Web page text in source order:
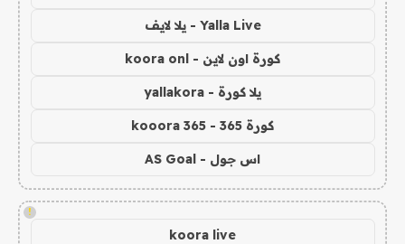
Yalla Live - يلا لايف
كورة اون لاين - koora onl
يلا كورة - yallakora
كورة 365 - kooora 365
اس جول - AS Goal
!
koora live